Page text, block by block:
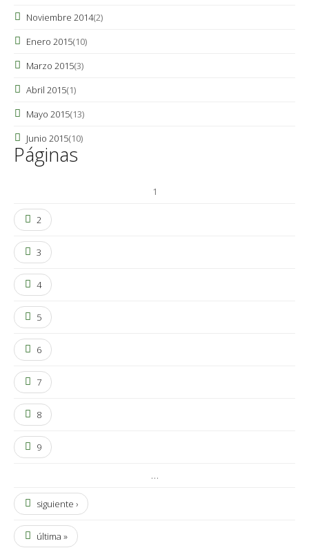
Noviembre 2014(2)
Enero 2015(10)
Marzo 2015(3)
Abril 2015(1)
Mayo 2015(13)
Junio 2015(10)
Páginas
1
2
3
4
5
6
7
8
9
…
siguiente ›
última »